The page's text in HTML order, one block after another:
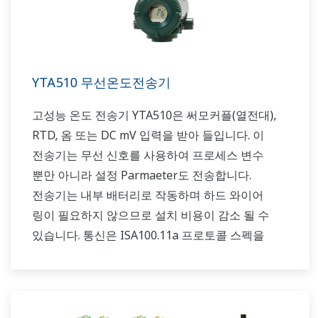
YTA510 무선온도전송기
고성능 온도 전송기 YTA510은 써모커플(열전대),
RTD, 옴 또는 DC mV 입력을 받아 들입니다. 이
전송기는 무선 신호를 사용하여 프로세스 변수
뿐만 아니라 설정 Parmaeter도 전송합니다.
전송기는 내부 배터리로 작동하며 하드 와이어
링이 필요하지 않으므로 설치 비용이 감소 될 수
있습니다. 통신은 ISA100.11a 프로토콜 스펙을